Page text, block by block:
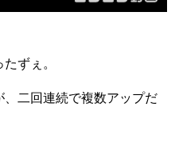
ずぇ。
二回連続で複数アップだ